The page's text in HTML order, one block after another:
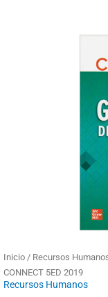
Inicio / Recursos
CONNECT 5ED 2019
Recursos Humanos